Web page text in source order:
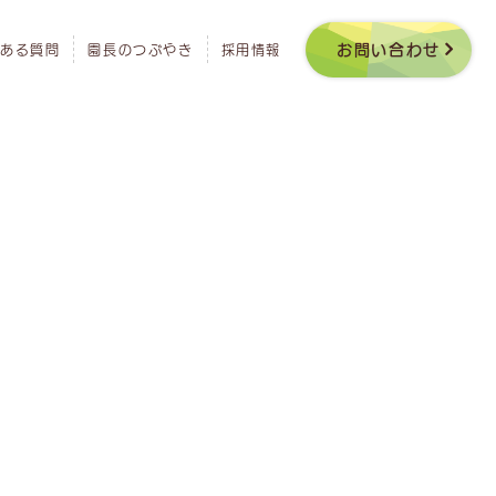
る質問 園長のつぶやき 採用情報 お問い合わせ